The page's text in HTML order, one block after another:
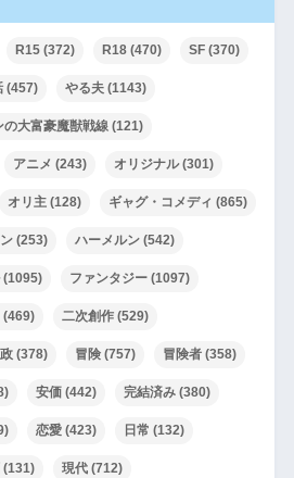
R15(372) R18(470) SF(370)
(457) やる夫(1143)
の大富豪魔獣戦線(121)
アニメ (243) オリジナル(301)
オリ主(128) ギャグ・コメディ (865)
(253) ハーメルン(542)
(1095) ファンタジー(1097)
(469) 二次創作(529)
(378) 冒険(757) 冒険者(358)
安価(442) 完結済み(380)
恋愛(423) 日常 (132)
(131) 現代(712)